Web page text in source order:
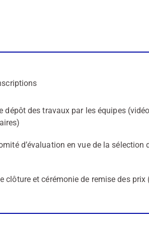
dépôt des travaux par les équipes
d’évaluation en vue de la sélection
clôture et cérémonie de remise des prix